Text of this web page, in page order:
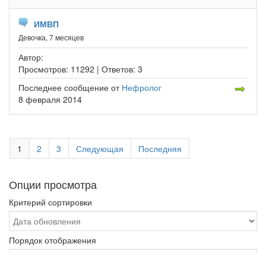
ИМВП
Девочка, 7 месяцев
Автор:
Просмотров: 11292 | Ответов: 3
Последнее сообщение от Нефролог
8 февраля 2014
1 2 3 Следующая Последняя
Опции просмотра
Критерий сортировки
Порядок отображения